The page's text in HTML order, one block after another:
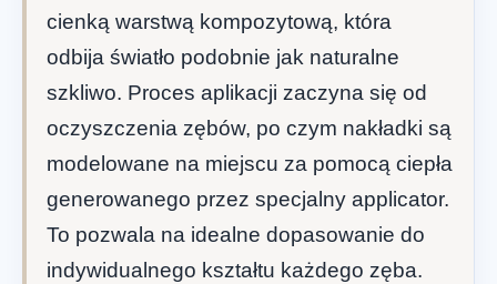
cienką warstwą kompozytową, która
odbija światło podobnie jak naturalne
szkliwo. Proces aplikacji zaczyna się od
oczyszczenia zębów, po czym nakładki są
modelowane na miejscu za pomocą ciepła
generowanego przez specjalny applicator.
To pozwala na idealne dopasowanie do
indywidualnego kształtu każdego zęba.